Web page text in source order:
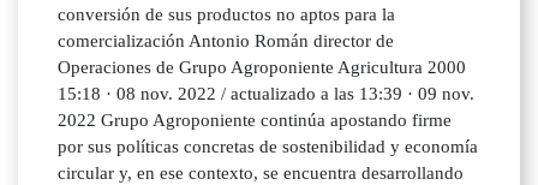
conversión de sus productos no aptos para la
comercialización Antonio Román director de
Operaciones de Grupo Agroponiente Agricultura 2000
15:18 · 08 nov. 2022 / actualizado a las 13:39 · 09 nov.
2022 Grupo Agroponiente continúa apostando firme
por sus políticas concretas de sostenibilidad y economía
circular y, en ese contexto, se encuentra desarrollando